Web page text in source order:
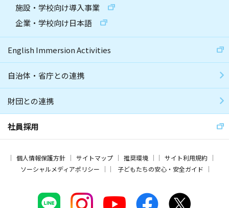
施設・学校向け導入事業
企業・学校向け日本語
English Immersion Activities
自治体・省庁との連携
財団との連携
社員採用
個人情報保護方針 サイトマップ 推奨環境
サイト利用規約
ソーシャルメディアポリシー
子どもたちの安心・安全ガイド